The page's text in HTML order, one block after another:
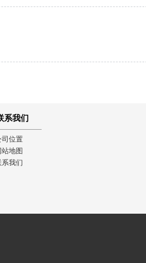
系我们
司位置
站地图
系我们